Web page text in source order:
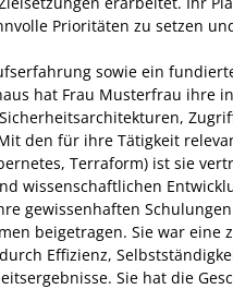
Prioritäten zu setzen
sowie ein
hat Frau Musterfrau ihre
den für ihre Tätigkeit
Terraform) ist sie
wissenschaftlichen
gewissenhaften
beigetragen. Sie war eine
Effizienz,
. Sie hat die